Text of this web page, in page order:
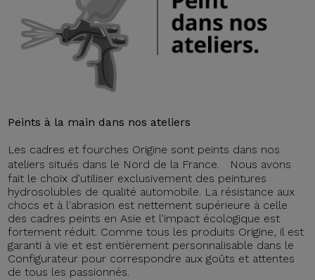
Peints à la main dans nos ateliers
Les cadres et fourches Origine sont peints dans nos
ateliers situés dans le Nord de la France. Nous avons
fait le choix d'utiliser exclusivement des peintures
hydrosolubles de qualité automobile. La résistance aux
chocs et à l'abrasion est nettement supérieure à celle
des cadres peints en Asie et l'impact écologique est
fortement réduit. Comme tous les produits Origine, il est
garanti à vie et est entièrement personnalisable dans le
Configurateur pour correspondre aux goûts et attentes
de tous les passionnés.